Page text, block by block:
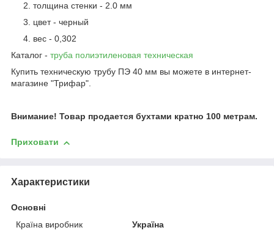
толщина стенки - 2.0 мм
цвет - черный
вес - 0,302
Каталог - труба полиэтиленовая техническая
Купить техническую трубу ПЭ 40 мм вы можете в интернет-
магазине "Трифар".
Внимание! Товар продается бухтами кратно 100 метрам.
Приховати
Характеристики
Основні
Країна виробник
Україна